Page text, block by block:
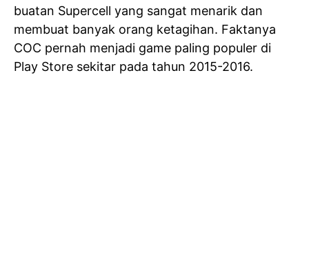
buatan Supercell yang sangat menarik dan
membuat banyak orang ketagihan. Faktanya
COC pernah menjadi game paling populer di
Play Store sekitar pada tahun 2015-2016.